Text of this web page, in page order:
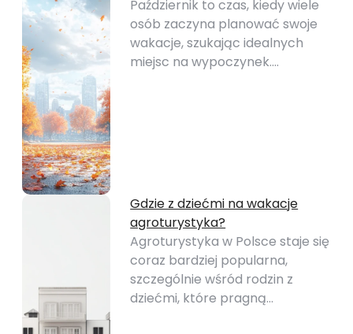
Październik to czas, kiedy wiele
osób zaczyna planować swoje
wakacje, szukając idealnych
miejsc na wypoczynek.…
Gdzie z dziećmi na wakacje
agroturystyka?
Agroturystyka w Polsce staje się
coraz bardziej popularna,
szczególnie wśród rodzin z
dziećmi, które pragną…